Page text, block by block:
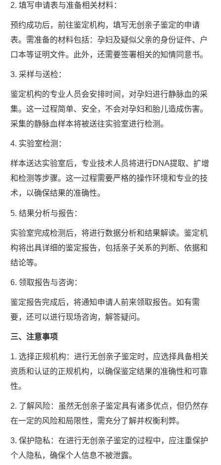
2. 填写申请表与准备相关材料：
预约成功后，前往鉴定机构，填写无创亲子鉴定的申请
表。需准备的材料包括：孕妇及疑似父亲的身份证件、户
口本等证明文件。此外，还需要签署相关的知情同意书。
3. 采样与送检：
鉴定机构的专业人员会安排时间，对孕妇进行静脉血的采
集。这一过程简单、安全，不会对孕妇和胎儿造成伤害。
采集的静脉血样本将被送往实验室进行检测。
4. 实验室检测：
样本送达实验室后，专业技术人员将进行DNA提取、扩增
和检测等步骤。这一过程需要严格的操作环境和专业的技
术，以确保结果的准确性。
5. 结果分析与报告：
实验室完成检测后，将进行数据分析和结果解读。鉴定机
构将出具详细的鉴定报告，包括亲子关系的判断、依据和
结论等。
6. 领取报告与咨询：
鉴定报告完成后，将通知申请人前来领取报告。如有需
要，还可以进行现场咨询，解答疑问。
三、注意事项
1. 选择正规机构：进行无创亲子鉴定时，应选择具备相关
资质和认证的正规机构，以确保鉴定结果的准确性和可靠
性。
2. 了解风险：虽然无创亲子鉴定具有诸多优点，但仍然存
在一定的风险和局限性，需充分了解并权衡利弊。
3. 保护隐私：在进行无创亲子鉴定的过程中，应注重保护
个人隐私，确保个人信息不被泄露。